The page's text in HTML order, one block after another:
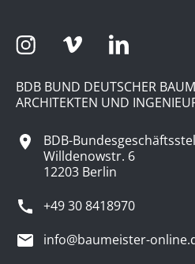
BDB BUND DEUTSCHER
ARCHITEKTEN UND
BDB-
Willdenowstr. 6
12203 Berlin
+49 30 8418970
info@baumeister-